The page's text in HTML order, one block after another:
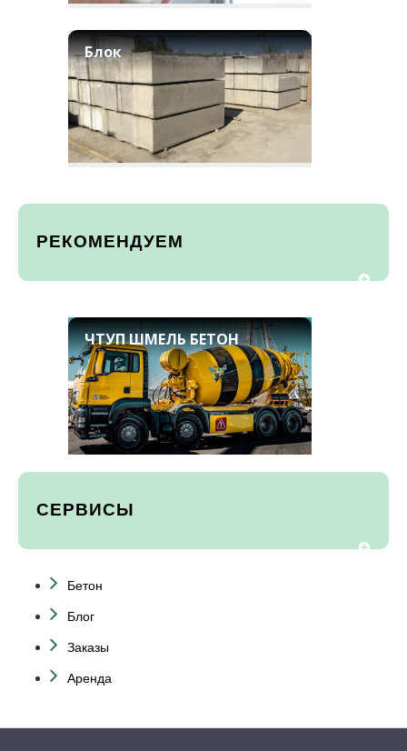
Блок
РЕКОМЕНДУЕМ
ЧТУП ШМЕЛЬ БЕТОН
СЕРВИСЫ
Бетон
Блог
Заказы
Аренда